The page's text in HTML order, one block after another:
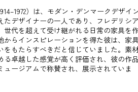
）は、モダン・デンマークデザイ
たデザイナーの一人であり、フレデリシ
世代を超えて受け継がれる日常の家具を
からインスピレーションを得た彼は、家
をもたらすべきだと信じていました。素
る卓越した感覚が高く評価され、彼の作
ュージアムで称賛され、展示されていま